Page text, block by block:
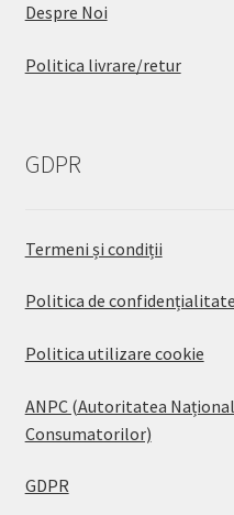
Despre Noi
Politica livrare/retur
GDPR
Termeni și condiții
Politica de confidențialitate
Politica utilizare cookie
ANPC (Autoritatea
Consumatorilor)
GDPR